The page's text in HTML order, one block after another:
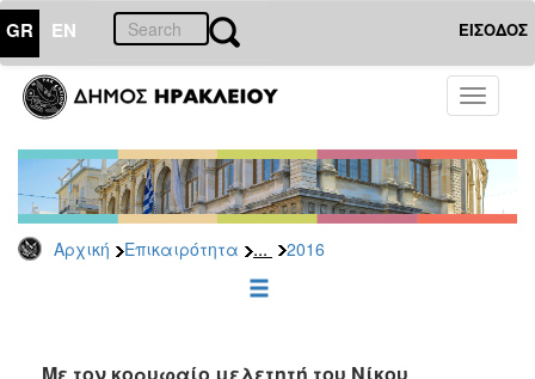
GR EN ΕΙΣΟΔΟΣ
Toggle
Αρχική Επικαιρότητα ... 2016
ΕΠΙΚΑΙΡΟΤΗΤΑ
Τύπου
Αρχείο
2026
2025
2022
Με τον κορυφαίο μελετητή του Νίκου